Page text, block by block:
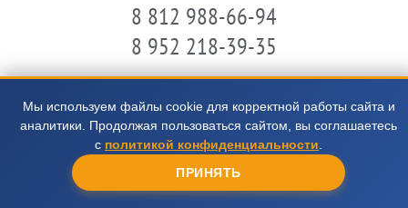
8 812 988-66-94
8 952 218-39-35
Мы используем файлы cookie для корректной работы сайта и
аналитики. Продолжая пользоваться сайтом, вы соглашаетесь
с политикой конфиденциальности
ПРИНЯТЬ